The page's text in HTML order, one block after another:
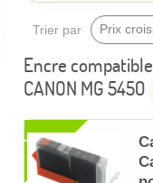
Trier par
Encre compatible
CANON MG 5450
XL